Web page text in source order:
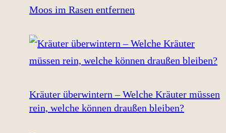
Moos im Rasen entfernen
Kräuter überwintern – Welche Kräuter müssen
rein, welche können draußen bleiben?